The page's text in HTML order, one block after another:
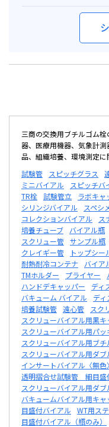
三商の交換用ブチルゴム
器、医療用機器、気象計
品、組織培養、環境測定に
試験管
スピッチグラス
ミニバイアル
スピッチバ
TR栓 試験管立 ラボキャ
シリンジバイアル
スペシ
コレクションバイアル
ス
培養チューブ
バイアル瓶
スクリュー管 サンプル瓶
クレイギー管
トップシー
耐熱耐冷コンテナ
バイア
TMホルダー
プライヤー
ハンドデキャッパー
ディ
バキューム バイアル
デ
培養試験管 遠心管
スク
スクリューバイアル用黒キ
スクリューバイアル用パッ
スクリューバイアル用ブチ
スクリューバイアル用ダブ
インサートバイアル〈無色
透明摺合せ試験管 細目盛
スクリューバイアル用ダ
バキュームバイアル用キャ
目盛付バイアル
WT用ス
目盛付バイアル（瓶のみ）